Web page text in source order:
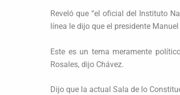
Reveló que “el oficial del Instituto
línea le dijo que el presidente
Este es un tema meramente
Rosales, dijo Chávez.
Dijo que la actual Sala de lo